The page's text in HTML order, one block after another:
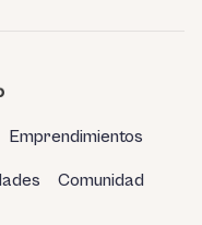
Emprendimientos
Comunidad